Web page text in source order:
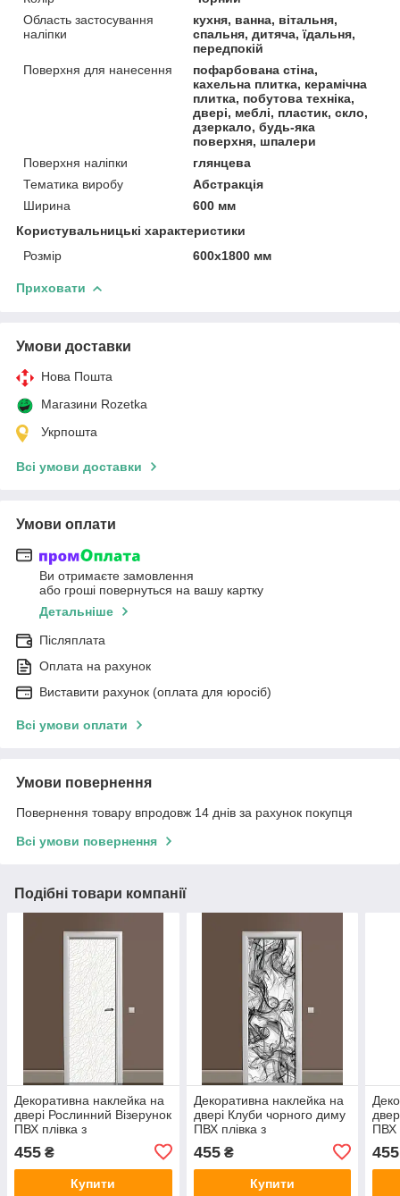
Область застосування
наліпки
кухня, ванна, вітальня,
спальня, дитяча, їдальня,
передпокій
Поверхня для нанесення
пофарбована стіна,
кахельна плитка, керамічна
плитка, побутова техніка,
двері, меблі, пластик, скло,
дзеркало, будь-яка
поверхня, шпалери
Поверхня наліпки
глянцева
Тематика виробу
Абстракція
Ширина
600 мм
Користувальницькі характеристики
Розмір
600х1800 мм
Приховати
Умови доставки
Нова Пошта
Магазини Rozetka
Укрпошта
Всі умови доставки
Умови оплати
Ви отримаєте замовлення
або гроші повернуться на вашу картку
Детальніше
Післяплата
Оплата на рахунок
Виставити рахунок (оплата для юросіб)
Всі умови оплати
Умови повернення
Повернення товару впродовж 14 днів за рахунок покупця
Всі умови повернення
Подібні товари компанії
Декоративна наклейка на
двері Рослинний Візерунок
ПВХ плівка з
ламінуванням 600х1800
мм Абстракція Сірий
455 ₴
Купити
Декоративна наклейка на
двері Клуби чорного диму
ПВХ плівка з
ламінуванням 600х1800
мм Текстура Сірий
455₴
Купити
ПВХ
мм
455